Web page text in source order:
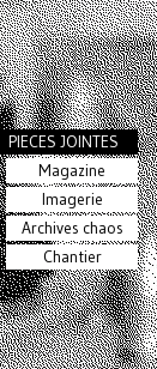
PIECES JOINTES
Magazine
Imagerie
Archives chaos
Chantier